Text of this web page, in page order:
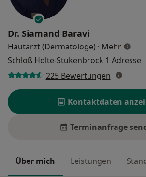
Dr. Siamand Baravi
Hautarzt (Dermatologe) · Mehrüber
Schloß Holte-Stukenbrock 1 Adresse
225 Bewertungen
Kontaktdaten
Terminanfrage
Über mich Leistungen